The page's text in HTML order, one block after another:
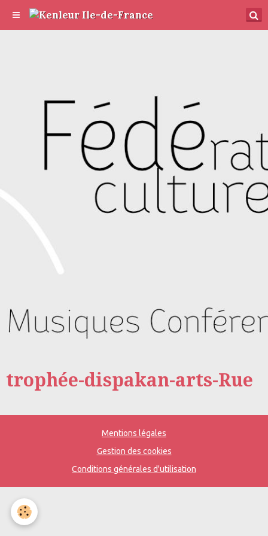
trophée-dispakan-arts-Rue
Mentions légales
Gestion des cookies
Conditions générales d'utilisation